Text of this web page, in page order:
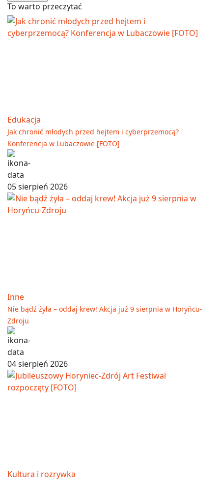
To warto przeczytać
Edukacja
Jak chronić młodych przed hejtem i cyberprzemocą?
Konferencja w Lubaczowie [FOTO]
05 sierpień 2026
Inne
Nie bądź żyła – oddaj krew! Akcja już 9 sierpnia w Horyńcu-
Zdroju
04 sierpień 2026
Kultura i rozrywka